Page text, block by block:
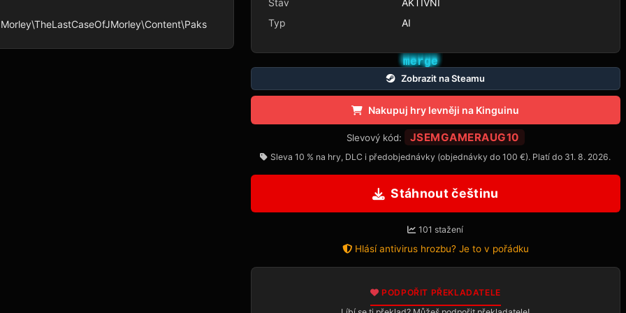
Stav
AKTIVNÍ
Typ
AI
Zobrazit na Steamu
Nakupuj hry levněji na Kinguinu
Slevový kód: JSEMGAMERAUG10
Sleva 10 % na hry, DLC i předobjednávky (objednávky do 100 €). Platí do 31. 8. 2026.
Stáhnout češtinu
101 stažení
Hlásí antivirus hrozbu? Je to v pořádku
PODPOŘIT PŘEKLADATELE